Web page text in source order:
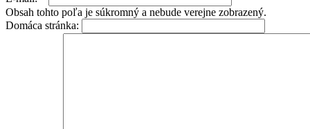
Obsah tohto poľa je súkromný a nebude verejne zobrazený.
Domáca stránka: